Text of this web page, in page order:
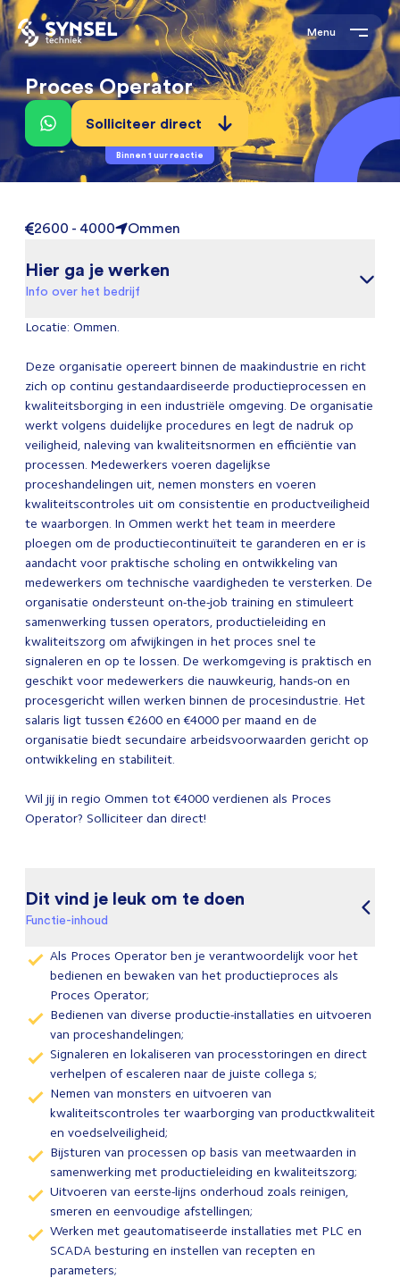
Menu
Proces Operator
Solliciteer direct
Binnen 1 uur reactie
2600 - 4000 Ommen
Hier ga je werken
Info over het bedrijf
Locatie: Ommen.
Deze organisatie opereert binnen de maakindustrie en richt
zich op continu gestandaardiseerde productieprocessen en
kwaliteitsborging in een industriële omgeving. De organisatie
werkt volgens duidelijke procedures en legt de nadruk op
veiligheid, naleving van kwaliteitsnormen en efficiëntie van
processen. Medewerkers voeren dagelijkse
proceshandelingen uit, nemen monsters en voeren
kwaliteitscontroles uit om consistentie en productveiligheid
te waarborgen. In Ommen werkt het team in meerdere
ploegen om de productiecontinuïteit te garanderen en er is
aandacht voor praktische scholing en ontwikkeling van
medewerkers om technische vaardigheden te versterken. De
organisatie ondersteunt on-the-job training en stimuleert
samenwerking tussen operators, productieleiding en
kwaliteitszorg om afwijkingen in het proces snel te
signaleren en op te lossen. De werkomgeving is praktisch en
geschikt voor medewerkers die nauwkeurig, hands-on en
procesgericht willen werken binnen de procesindustrie. Het
salaris ligt tussen €2600 en €4000 per maand en de
organisatie biedt secundaire arbeidsvoorwaarden gericht op
ontwikkeling en stabiliteit.
Wil jij in regio Ommen tot €4000 verdienen als Proces
Operator? Solliciteer dan direct!
Dit vind je leuk om te doen
Functie-inhoud
Als Proces Operator ben je verantwoordelijk voor het
bedienen en bewaken van het productieproces als
Proces Operator;
Bedienen van diverse productie-installaties en uitvoeren
van proceshandelingen;
Signaleren en lokaliseren van processtoringen en direct
verhelpen of escaleren naar de juiste collega s;
Nemen van monsters en uitvoeren van
kwaliteitscontroles ter waarborging van productkwaliteit
en voedselveiligheid;
Bijsturen van processen op basis van meetwaarden in
samenwerking met productieleiding en kwaliteitszorg;
Uitvoeren van eerste-lijns onderhoud zoals reinigen,
smeren en eenvoudige afstellingen;
Werken met geautomatiseerde installaties met PLC en
SCADA besturing en instellen van recepten en
parameters;